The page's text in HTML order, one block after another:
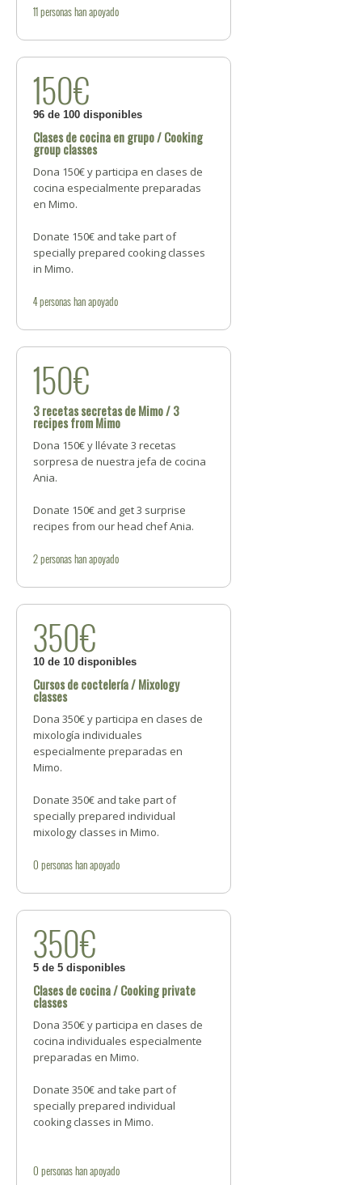
11personashan apoyado
150€
96 de 100 disponibles
Clases de cocina en grupo / Cooking
group classes
Dona 150€ y participa en clases de
cocina especialmente preparadas
en Mimo.
Donate 150€ and take part of
specially prepared cooking classes
in Mimo.
4personashan apoyado
150€
3 recetas secretas de Mimo / 3
recipes from Mimo
Dona 150€ y llévate 3 recetas
sorpresa de nuestra jefa de cocina
Ania.
Donate 150€ and get 3 surprise
recipes from our head chef Ania.
2personashan apoyado
350€
10 de 10 disponibles
Cursos de coctelería / Mixology
classes
Dona 350€ y participa en clases de
mixología individuales
especialmente preparadas en
Mimo.
Donate 350€ and take part of
specially prepared individual
mixology classes in Mimo.
0 personashan apoyado
350€
5 de 5 disponibles
Clases de cocina / Cooking private
classes
Dona 350€ y participa en clases de
cocina individuales especialmente
preparadas en Mimo.
Donate 350€ and take part of
specially prepared individual
cooking classes in Mimo.
0 personashan apoyado